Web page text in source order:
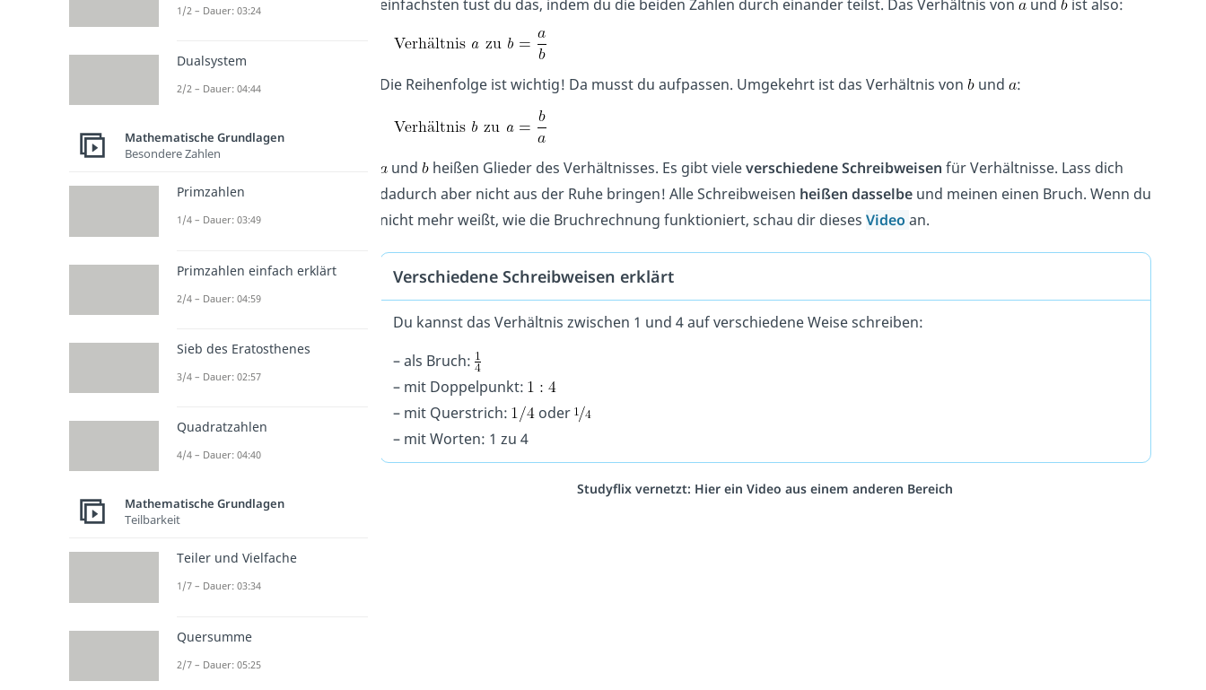
einfachsten tust du das, indem du die beiden Zahlen durch einander teilst. Das Verhältnis von
und ist also:
Die Reihenfolge ist wichtig! Da musst du aufpassen. Umgekehrt ist das Verhältnis von und :
und heißen Glieder des Verhältnisses. Es gibt vieleverschiedene Schreibweisen für Verhältnisse. Lass dich
dadurch aber nicht aus der Ruhe bringen! Alle Schreibweisen heißen dasselbeund meinen einen Bruch. Wenn du
nicht mehr weißt, wie die Bruchrechnung funktioniert, schau dir dieses Video an.
Verschiedene Schreibweisen erklärt
Du kannst das Verhältnis zwischen 1 und 4 auf verschiedene Weise schreiben:
– als Bruch:
– mit Doppelpunkt:
– mit Querstrich:
oder
– mit Worten: 1 zu 4
Studyflix vernetzt: Hier ein Video aus einem anderen Bereich
1/2 – Dauer: 03:24
Dualsystem
2/2 – Dauer: 04:44
Mathematische Grundlagen
Besondere Zahlen
Primzahlen
1/4 – Dauer: 03:49
Primzahlen einfach erklärt
2/4 – Dauer: 04:59
Sieb des Eratosthenes
3/4 – Dauer: 02:57
Quadratzahlen
4/4 – Dauer: 04:40
Mathematische Grundlagen
Teilbarkeit
Teiler und Vielfache
1/7 – Dauer: 03:34
Quersumme
2/7 – Dauer: 05:25